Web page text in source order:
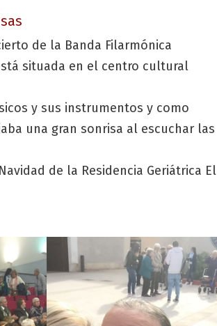
de la Banda Filarmónica
situada en el centro cultural
y sus instrumentos y como
una gran sonrisa al escuchar las
de la Residencia Geriátrica El